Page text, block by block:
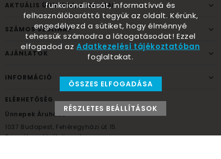
AKTUÁLIS ÜNNEPEK, ALKALMAK
SZÁMOS SZÜLINAP
AJÁNLATOK
INFORMÁCIÓ
ELÉRHETŐSÉG
Ünnepek Áruháza
1037 Budapest, Fehéregyházi út 15.
Személyes átvételi pont
funkcionalitását, informatívvá és
felhasználóbaráttá tegyük az oldalt. Kérünk,
engedélyezd a sütiket, hogy élménnyé
tehessük számodra a látogatásodat! Ezzel
elfogadod azAdatkezelési tájékoztatóban
foglaltakat.
ÖSSZES ELFOGADÁSA
RÉSZLETES BEÁLLÍTÁSOK